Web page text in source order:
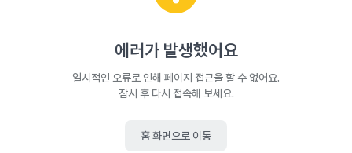
에러가 발생했어요
일시적인 오류로 인해 페이지 접근을 할 수 없어요.
잠시 후 다시 접속해 보세요.
홈 화면으로 이동